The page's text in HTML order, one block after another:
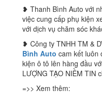
❥ Thanh Bình Auto với
việc cung cấp phụ kiện
với dịch vụ chăm sóc
❥ Công ty TNHH TM &
Bình Auto cam kết luôn
kiện ô tô lên hàng đầu
LƯỢNG TẠO NIỀM TIN
=>> Xem thêm: